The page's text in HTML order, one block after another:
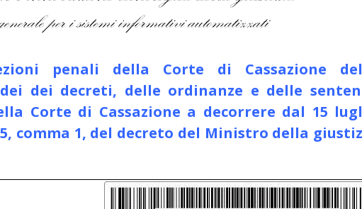
penali della Corte di Cassazione
dei decreti, delle ordinanze e delle
Corte di Cassazione a decorrere dal 15
comma 1, del decreto del Ministro della